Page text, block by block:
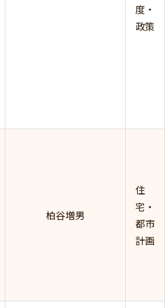
度・
政策
柏谷増男
住
宅・
都市
計画